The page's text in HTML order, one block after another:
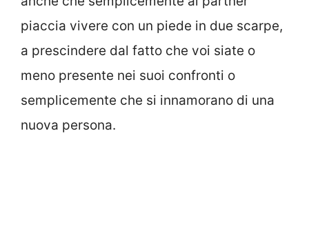
piaccia vivere con un piede in due scarpe,
a prescindere dal fatto che voi siate o
meno presente nei suoi confronti o
semplicemente che si innamorano di una
nuova persona.